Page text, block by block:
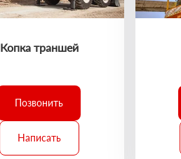
Копка траншей
Позвонить
Написать